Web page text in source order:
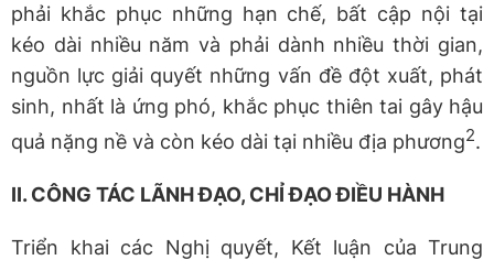
phải khắc phục những hạn chế, bất cập nội tại
kéo dài nhiều năm và phải dành nhiều thời gian,
nguồn lực giải quyết những vấn đề đột xuất, phát
sinh, nhất là ứng phó, khắc phục thiên tai gây hậu
quả nặng nề và còn kéo dài tại nhiều địa phương2.
II. CÔNG TÁC LÃNH ĐẠO, CHỈ ĐẠO ĐIỀU HÀNH
Triển khai các Nghị quyết, Kết luận của Trung